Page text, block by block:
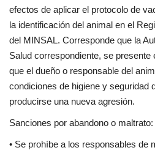
efectos de aplicar el protocolo de
la identificación del animal en el
del MINSAL. Corresponde que la
Salud correspondiente, se presente
que el dueño o responsable del
condiciones de higiene y seguridad
producirse una nueva agresión.
Sanciones por abandono o maltrato:
• Se prohíbe a los responsables de